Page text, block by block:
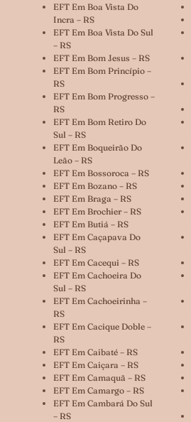
EFT Em Boa Vista Do
Incra – RS
EFT Em Boa Vista Do Sul
– RS
EFT Em Bom Jesus – RS
EFT Em Bom Princípio –
RS
EFT Em Bom Progresso –
RS
EFT Em Bom Retiro Do
Sul – RS
EFT Em Boqueirão Do
Leão – RS
EFT Em Bossoroca – RS
EFT Em Bozano – RS
EFT Em Braga – RS
EFT Em Brochier – RS
EFT Em Butiá – RS
EFT Em Caçapava Do
Sul – RS
EFT Em Cacequi – RS
EFT Em Cachoeira Do
Sul – RS
EFT Em Cachoeirinha –
RS
EFT Em Cacique Doble –
RS
EFT Em Caibaté – RS
EFT Em Caiçara – RS
EFT Em Camaquã – RS
EFT Em Camargo – RS
EFT Em Cambará Do Sul
– RS